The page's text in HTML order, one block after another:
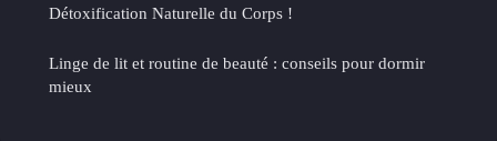
Détoxification Naturelle du Corps !
Linge de lit et routine de beauté : conseils pour dormir
mieux